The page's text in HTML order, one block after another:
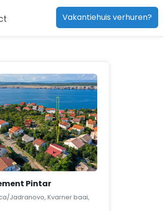
Vakantiehuis verhuren?
Pintar
Jadranovo, Kvarner baai,